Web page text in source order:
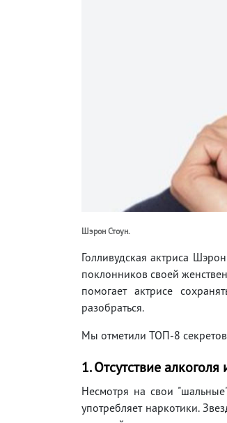
Шэрон Стоун.
Голливудская актриса
поклонников своей
помогает актрисе
разобраться.
Мы отметили ТОП-8
1. Отсутствие
Несмотря на свои
употребляет наркотики.